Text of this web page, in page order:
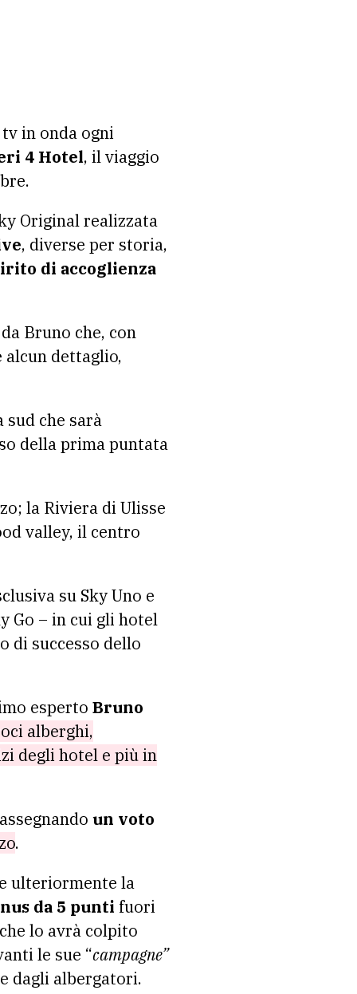
in onda ogni
4 Hotel, il viaggio
Original realizzata
, diverse per storia,
di accoglienza
Bruno che, con
alcun dettaglio,
che sarà
della prima puntata
la Riviera di Ulisse
valley, il centro
su Sky Uno e
Go – in cui gli hotel
di successo dello
esperto Bruno
alberghi,
degli hotel e più in
un voto
.
ulteriormente la
da 5 punti fuori
lo avrà colpito
le sue “campagne”
dagli albergatori.